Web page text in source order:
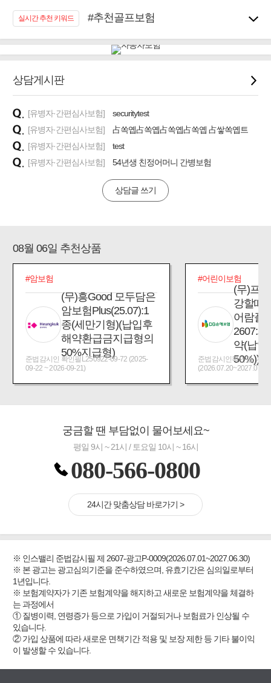
실시간 추천 키워드
#추천골프보험
#노후대비 연금재테크!
#교통사고대비 운전자보험
#무해지 건강보험
#바뀌기전에 4세대 가입
상담게시판
[유병자·간편심사보험]
securitytest
[유병자·간편심사보험]
占쏙옙占쏙옙占쏙옙占쏙옙 占쌓쏙옙트
[유병자·간편심사보험]
test
[유병자·간편심사보험]
54년생 친정어머니 간병보험
상담글 쓰기
08월 06일 추천상품
#암보험
(무)흥Good 모두담은
암보험Plus(25.07):1
종(세만기형)(납입후
해약환급금지급형의
50%지급형)
준법감시인 확인필L250922-09-72 (2025-
09-22 ~ 2026-09-21)
#어린이보험
(무)프
강할때
어람플
2607:
약(납입
50%))
준법감시인확인필_제
궁금할 땐 부담없이 물어보세요~
평일 9시 ~ 21시 / 토요일 10시 ~ 16시
080-566-0800
24시간 맞춤상담 바로가기 >
※ 인스밸리 준법감시필 제 2607-광고P-0009(2026.07.01~2027.06.30)
※ 본 광고는 광고심의기준을 준수하였으며, 유효기간은 심의일로부터
1년입니다.
※ 보험계약자가 기존 보험계약을 해지하고 새로운 보험계약을 체결하
는 과정에서
① 질병이력, 연령증가 등으로 가입이 거절되거나 보험료가 인상될 수
있습니다.
② 가입 상품에 따라 새로운 면책기간 적용 및 보장 제한 등 기타 불이익
이 발생할 수 있습니다.